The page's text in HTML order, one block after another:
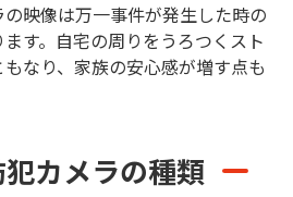
映像は万一事件が発生した時の
す。自宅の周りをうろつくスト
なり、家族の安心感が増す点も
カメラの種類